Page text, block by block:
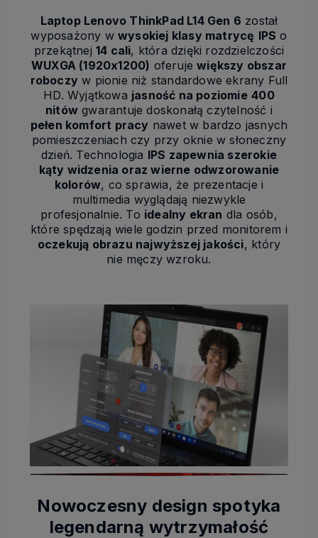
Laptop Lenovo ThinkPad L14 Gen 6 został
wyposażony w wysokiej klasy matrycę IPS o
przekątnej 14 cali, która dzięki rozdzielczości
WUXGA (1920x1200) oferujewiększy obszar
roboczy w pionie niż standardowe ekrany Full
HD. Wyjątkowa jasność na poziomie 400
nitów gwarantuje doskonałą czytelność i
pełen komfort pracy nawet w bardzo jasnych
pomieszczeniach czy przy oknie w słoneczny
dzień. Technologia IPS zapewnia szerokie
kąty widzenia oraz wierne odwzorowanie
kolorów, co sprawia, że prezentacje i
multimedia wyglądają niezwykle
profesjonalnie. To idealny ekran dla osób,
które spędzają wiele godzin przed monitorem i
oczekują obrazu najwyższej jakości, który
nie męczy wzroku.
Nowoczesny design spotyka
legendarną wytrzymałość